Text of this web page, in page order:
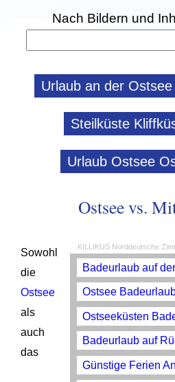
Nach Bildern und
Urlaub an der Ostsee
Steilküste
Urlaub Ostsee
Ostsee vs.
KILLIKUS Norddeutsche
Badeurlaub auf
Ostsee
Ostseeküsten
Badeurlaub auf
Günstige Ferien
Sowohl
die
Ostsee
als
auch
das